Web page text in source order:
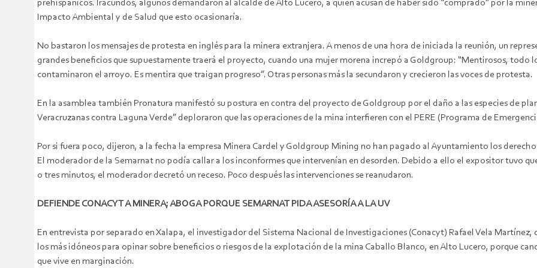
prehispánicos. Iracundos, algunos demandaron al alcalde de Alto Lucero, a quien acusan de haber sido “comprado” por la
Impacto Ambiental y de Salud que esto ocasionaría.
No bastaron los mensajes de protesta en inglés para la minera extranjera. A menos de una hora de iniciada la reunión, un
grandes beneficios que supuestamente traerá el proyecto, cuando una mujer morena increpó a Goldgroup: “Mentirosos, todo
contaminaron el arroyo. Es mentira que traigan progreso”. Otras personas más la secundaron y crecieron las voces de protesta.
En la asamblea también Pronatura manifestó su postura en contra del proyecto de Goldgroup por el daño a las especies de
Veracruzanas contra Laguna Verde” deploraron que las operaciones de la mina interfieren con el PERE (Programa de
Por si fuera poco, dijeron, a la fecha la empresa Minera Cardel y Goldgroup Mining no han pagado al Ayuntamiento los
El moderador de la Semarnat no podía callar a los inconformes que intervenían en desorden. Debido a ello el expositor tuvo
o tres minutos, el moderador decretó un receso. Poco después las intervenciones se reanudaron.
DEFIENDE CONACYT A MINERA; ABOGA PORQUE SEMARNAT PIDA ASESORÍA A LA UV
En entrevista por separado en Xalapa, el investigador del Sistema Nacional de Investigaciones (Conacyt) Rafael Vela
los más idóneos para opinar sobre beneficios o riesgos de la explotación de la mina Caballo Blanco, en Alto Lucero, porque
que vive en marginación.